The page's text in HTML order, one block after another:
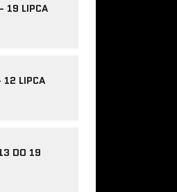
19 LIPCA
12 LIPCA
DO 19